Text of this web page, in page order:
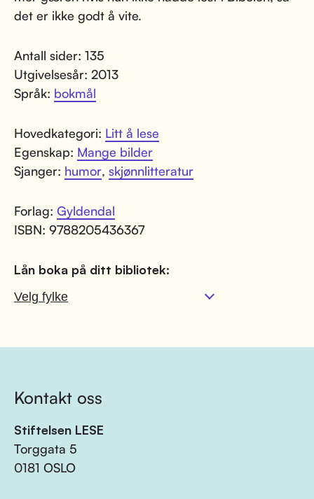
det er ikke godt å vite.
Antall sider: 135
Utgivelsesår: 2013
Språk: bokmål
Hovedkategori: Litt å lese
Egenskap: Mange bilder
Sjanger: humor, skjønnlitteratur
Forlag: Gyldendal
ISBN: 9788205436367
Lån boka på ditt bibliotek:
Kontakt oss
Stiftelsen LESE
Torggata 5
0181 OSLO